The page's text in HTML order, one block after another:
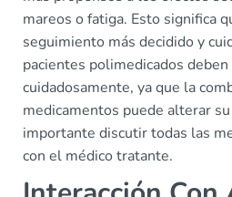
mareos o fatiga. Esto significa
seguimiento más decidido y
pacientes polimedicados
cuidadosamente, ya que la
medicamentos puede alterar
importante discutir todas las
con el médico tratante.